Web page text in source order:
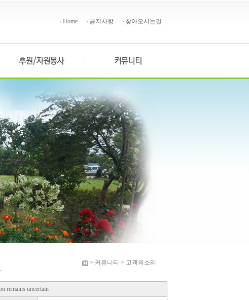
Home 공지사항 찾아오시는길
> 커뮤니티 > 고객의소리
remains uncertain